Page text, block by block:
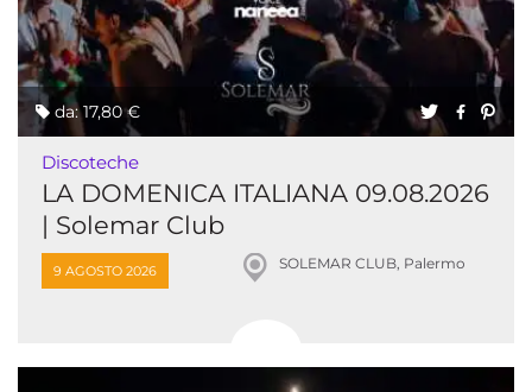
da: 17,80 €
Discoteche
LA DOMENICA ITALIANA 09.08.2026
| Solemar Club
9 AGOSTO 2026 SOLEMAR CLUB, Palermo